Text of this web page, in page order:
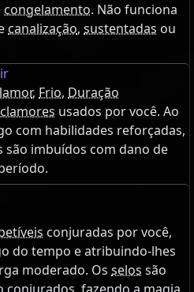
congelamento. Não funciona
canalização, sustentadas ou
, Frio, Duração
clamores usados por você. Ao
com habilidades reforçadas,
são imbuídos com dano de
conjuradas por você,
do tempo e atribuindo-lhes
moderado. Os selos são